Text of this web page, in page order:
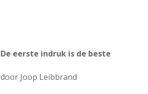
De eerste indruk is de beste
door Joop Leibbrand